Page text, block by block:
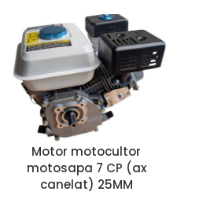
Motor motocultor
motosapa 7 CP (ax
canelat) 25MM